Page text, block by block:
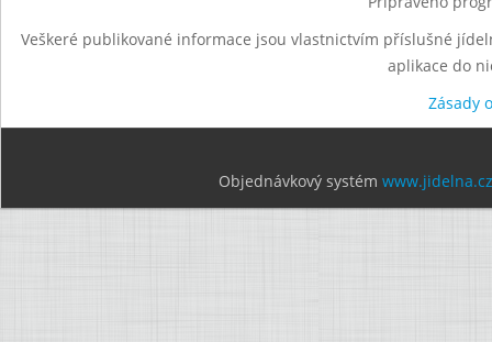
Veškeré publikované informace jsou vlastnictvím příslušné
aplikace do
Zásady
Objednávkový systém www.jidelna.cz